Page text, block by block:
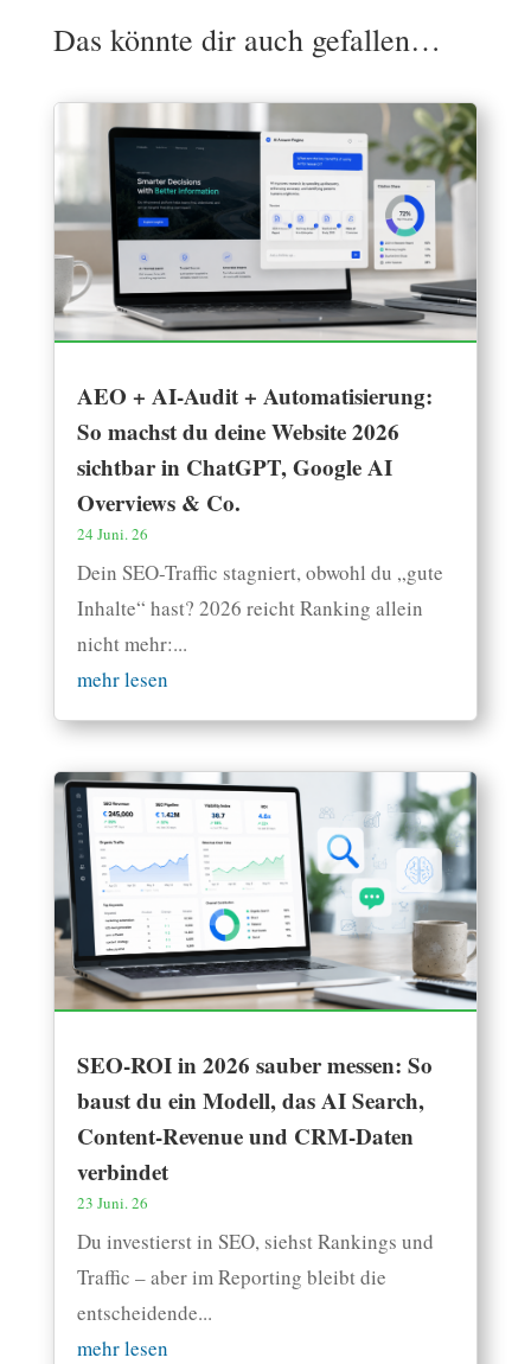
Das könnte dir auch gefallen…
AEO + AI-Audit + Automatisierung:
So machst du deine Website 2026
sichtbar in ChatGPT, Google AI
Overviews & Co.
24 Juni. 26
Dein SEO-Traffic stagniert, obwohl du „gute
Inhalte“ hast? 2026 reicht Ranking allein
nicht mehr:...
mehr lesen
SEO-ROI in 2026 sauber messen: So
baust du ein Modell, das AI Search,
Content-Revenue und CRM-Daten
verbindet
23 Juni. 26
Du investierst in SEO, siehst Rankings und
Traffic – aber im Reporting bleibt die
entscheidende...
mehr lesen